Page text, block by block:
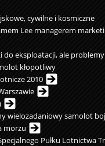
cywilne i kosmiczne
Lee managerem
do eksploatacji, ale
kłopotliwy
2010
wielozadaniowy samolot
morzu
Pułku Lotnictwa